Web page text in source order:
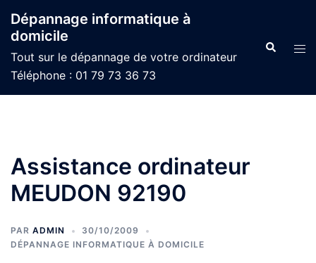
au
contenu
Dépannage informatique à
domicile
Tout sur le dépannage de votre ordinateur
Téléphone : 01 79 73 36 73
Assistance ordinateur
MEUDON 92190
PAR ADMIN
30/10/2009
DÉPANNAGE INFORMATIQUE À DOMICILE